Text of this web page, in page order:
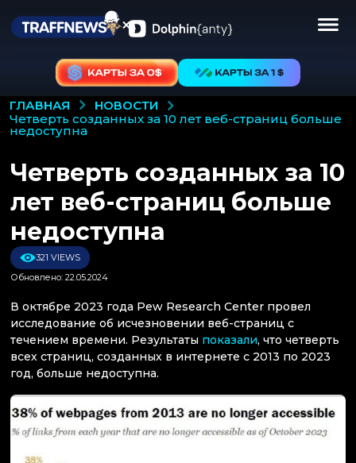
ГЛАВНАЯ
НОВОСТИ
четверть созданных за 10 лет веб-страниц больше
недоступна
Четверть созданных за 10
лет веб-страниц больше
недоступна
321 VIEWS
Обновлено: 22.05.2024
В октябре 2023 года Pew Research Center провел
исследование об исчезновении веб-страниц с
течением времени. Результаты показали, что четверть
всех страниц, созданных в интернете с 2013 по 2023
год, больше недоступна.